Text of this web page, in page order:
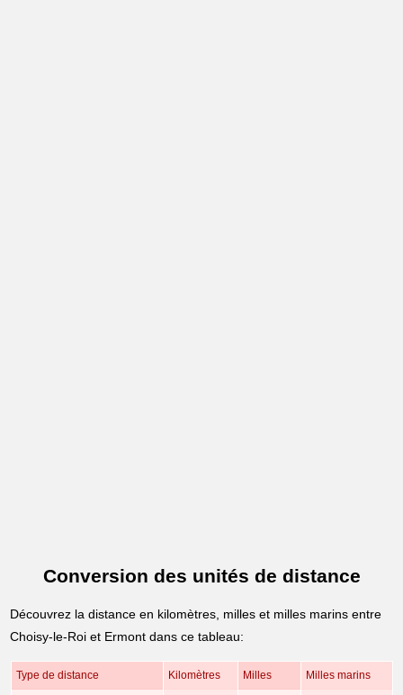
Conversion des unités de distance
Découvrez la distance en kilomètres, milles et milles marins entre
Choisy-le-Roi et Ermont dans ce tableau:
Type de distance Kilomètres Milles Milles marins